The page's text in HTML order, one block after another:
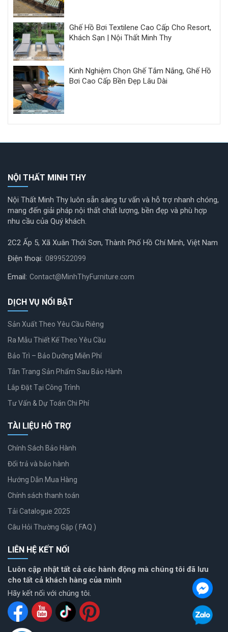
Ghế Hồ Bơi Textilene Cao Cấp Cho Resort,
Khách Sạn | Nội Thất Minh Thy
Kinh Nghiệm Chọn Ghế Tắm Nắng, Ghế Hồ
Bơi Cao Cấp Bền Đẹp Lâu Dài
NỘI THẤT MINH THY
Nội Thất Minh Thy luôn sẵn sàng tư vấn và hỗ trợ nhanh chóng,
mang đến giải pháp nội thất chất lượng, bền đẹp và phù hợp
nhu cầu của Quý khách.
2C2 Ấp 5, Xã Xuân Thới Sơn, Thành Phố Hồ Chí Minh, Việt Nam
Điện thoại: 0899522099
Email: Contact@MinhThyFurniture.com
DỊCH VỤ NỔI BẬT
Sản Xuất Theo Yêu Cầu Riêng
Ra Mẫu Thiết Kế Theo Yêu Cầu
Bảo Trì – Bảo Dưỡng Miễn Phí
Tân Trang Sản Phẩm Sau Bảo Hành
Lắp Đặt Tại Công Trình
Tư Vấn & Dự Toán Chi Phí
TÀI LIỆU HỖ TRỢ
Chính Sách Bảo Hành
Đổi trả và bảo hành
Hướng Dẫn Mua Hàng
Chính sách thanh toán
Tải Catalogue 2025
Câu Hỏi Thường Gặp ( FAQ )
LIÊN HỆ KẾT NỐI
Luôn cập nhật tất cả các hành động mà chúng tôi đã lưu
cho tất cả khách hàng của mình
Hãy kết nối với chúng tôi.